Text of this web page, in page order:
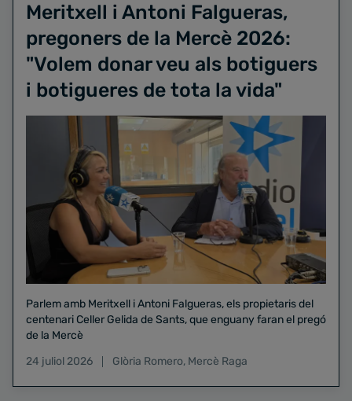
Meritxell i Antoni Falgueras,
pregoners de la Mercè 2026:
"Volem donar veu als botiguers
i botigueres de tota la vida"
Parlem amb Meritxell i Antoni Falgueras, els propietaris del
centenari Celler Gelida de Sants, que enguany faran el pregó
de la Mercè
24 juliol 2026
Glòria Romero, Mercè Raga